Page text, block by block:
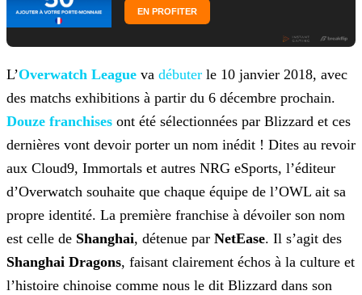
EN PROFITER
L’Overwatch League va débuter le 10 janvier 2018, avec
des matchs exhibitions à partir du 6 décembre prochain.
Douze franchises ont été sélectionnées par Blizzard et ces
dernières vont devoir porter un nom inédit ! Dites au revoir
aux Cloud9, Immortals et autres NRG eSports, l’éditeur
d’Overwatch souhaite que chaque équipe de l’OWL ait sa
propre identité. La première franchise à dévoiler son nom
est celle de Shanghai, détenue par NetEase. Il s’agit des
Shanghai Dragons, faisant clairement échos à la culture et
l’histoire chinoise comme nous le dit Blizzard dans son